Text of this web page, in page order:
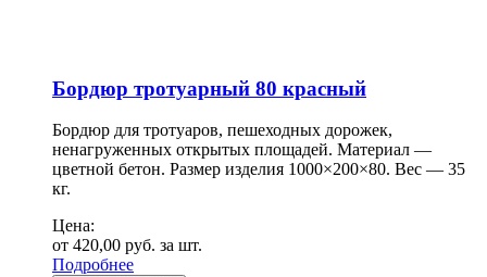
Бордюр тротуарный 80 красный
Бордюр для тротуаров, пешеходных дорожек,
ненагруженных открытых площадей. Материал —
цветной бетон. Размер изделия 1000×200×80. Вес — 35
кг.
Цена:
от 420,00 руб. за шт.
Подробнее